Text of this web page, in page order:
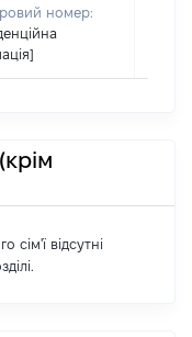
номер:
сім'ї відсутні